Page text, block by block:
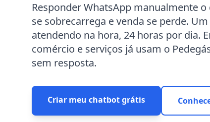
Responder WhatsApp manualmente
se sobrecarrega e venda se perde.
atendendo na hora, 24 horas por dia.
comércio e serviços já usam o
sem resposta.
Criar meu chatbot grátis